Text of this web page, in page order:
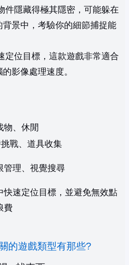
件隱藏得極其隱密，可能躲在
景中，考驗你的細節捕捉能
定位目標，這款遊戲非常適合
影像處理速度。
物、休閒
戰、道具收集
管理、視覺搜尋
快速定位目標，並避免無效點
費
的遊戲類型有那些?